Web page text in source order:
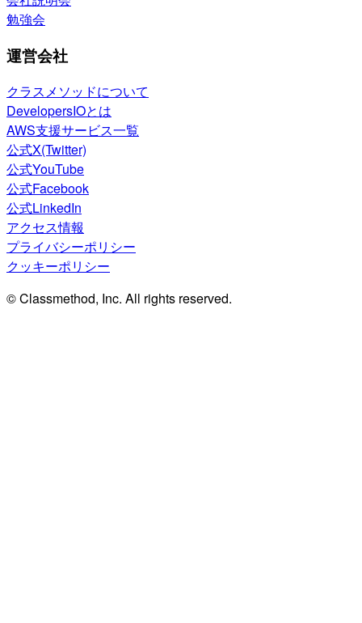
勉強会
運営会社
クラスメソッドについて
DevelopersIOとは
AWS支援サービス一覧
公式X(Twitter)
公式YouTube
公式Facebook
公式LinkedIn
アクセス情報
プライバシーポリシー
クッキーポリシー
© Classmethod, Inc. All rights reserved.